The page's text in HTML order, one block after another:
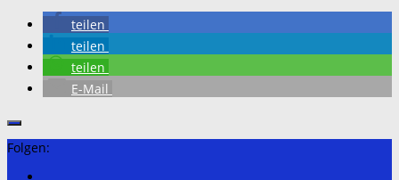
teilen
teilen
teilen
E-Mail
Folgen: